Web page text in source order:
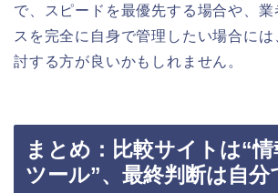
で、スピードを最優先する場合や、業
スを完全に自身で管理したい場合には
討する方が良いかもしれません。
まとめ：比較サイトは“
ツール”、最終判断は自分